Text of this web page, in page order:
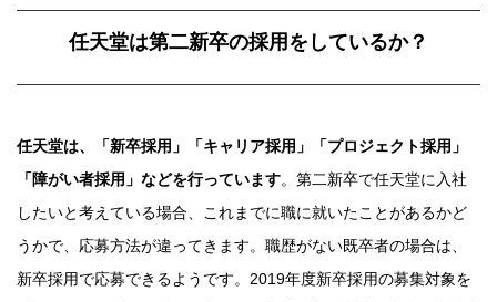
任天堂は第二新卒の採用をしているか？
任天堂は、「新卒採用」「キャリア採用」「プロジェクト採用」
「障がい者採用」などを行っています。第二新卒で任天堂に入社
したいと考えている場合、これまでに職に就いたことがあるかど
うかで、応募方法が違ってきます。職歴がない既卒者の場合は、
新卒採用で応募できるようです。2019年度新卒採用の募集対象を